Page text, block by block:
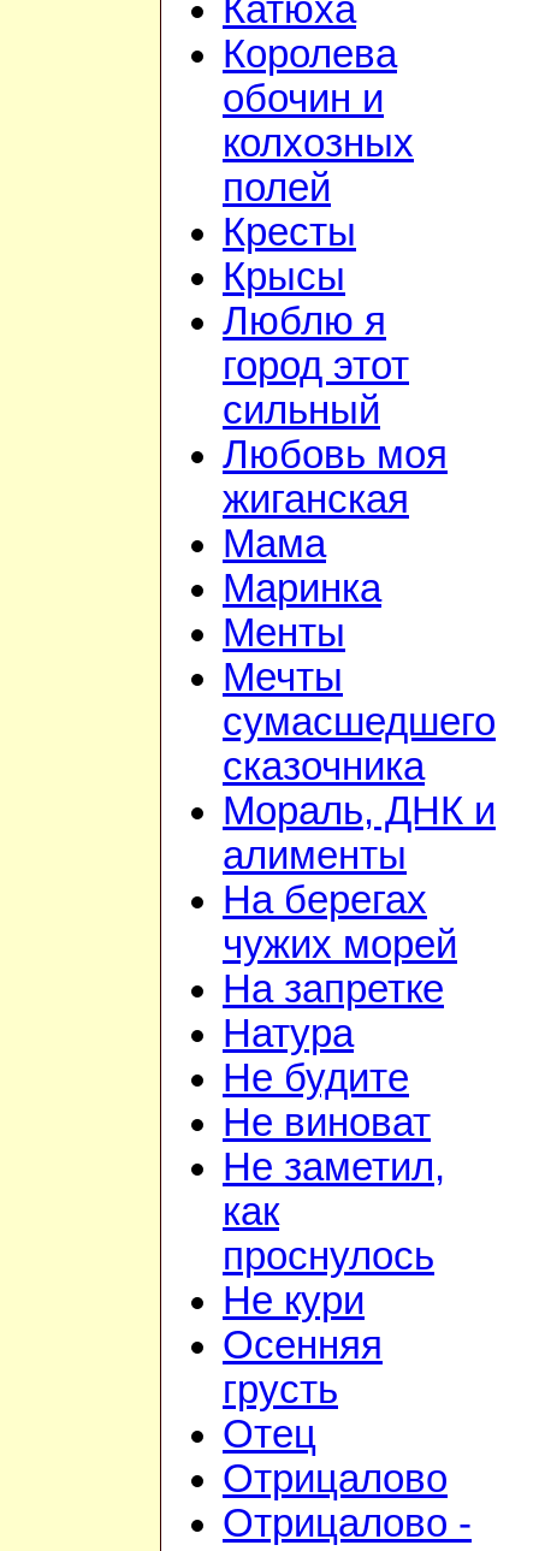
Катюха
Королева
обочин и
колхозных
полей
Кресты
Крысы
Люблю я
город этот
сильный
Любовь моя
жиганская
Мама
Маринка
Менты
Мечты
сумасшедшего
сказочника
Мораль, ДНК и
алименты
На берегах
чужих морей
На запретке
Натура
Не будите
Не виноват
Не заметил,
как
проснулось
Не кури
Осенняя
грусть
Отец
Отрицалово
Отрицалово -